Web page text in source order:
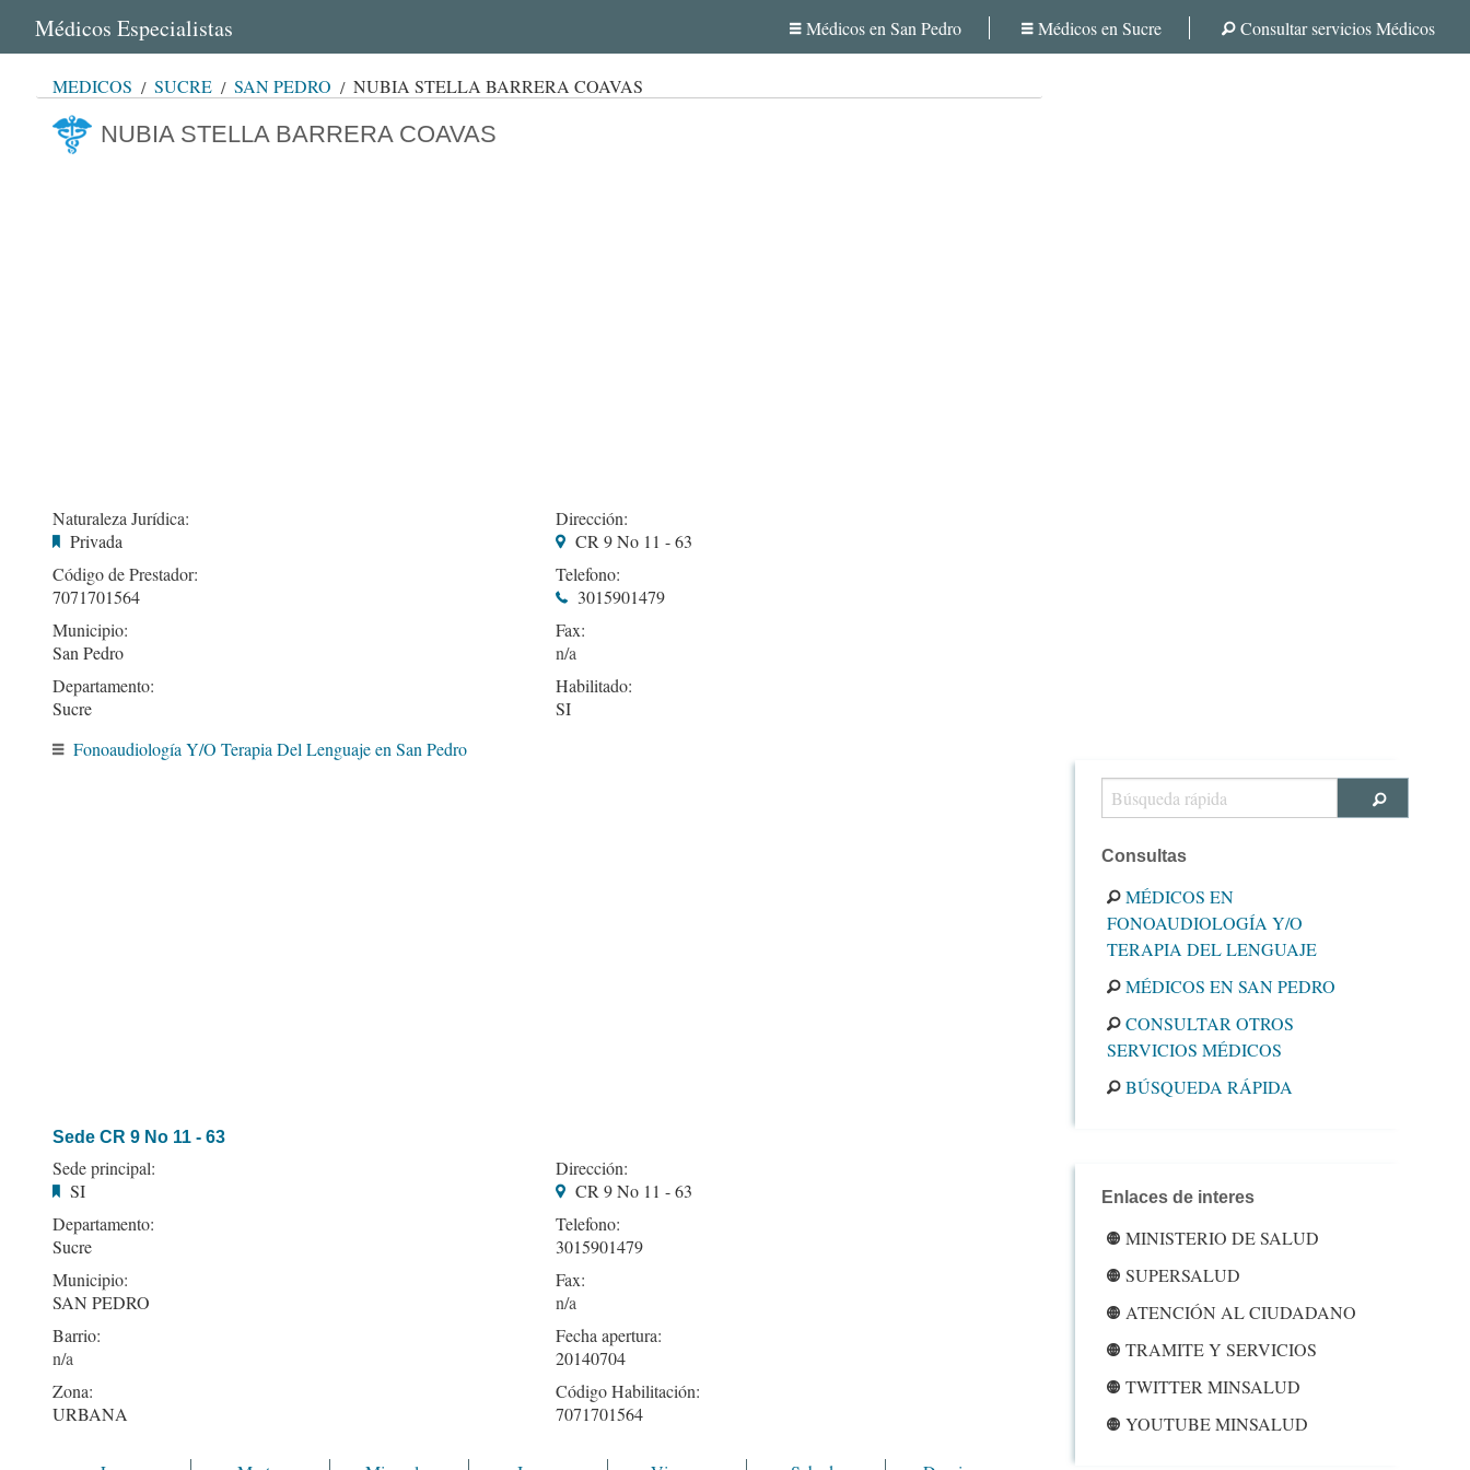
Médicos Especialistas Médicos en San Pedro Médicos en Sucre Consultar servicios Médicos
MÉDICOS SUCRE SAN PEDRO NUBIA STELLA BARRERA COAVAS
NUBIA STELLA BARRERA COAVAS
Naturaleza Jurídica:
Privada
Código de Prestador:
7071701564
Municipio:
San Pedro
Departamento:
Sucre
Dirección:
CR 9 No 11 - 63
Telefono:
3015901479
Fax:
Habilitado:
SI
Fonoaudiología Y/O Terapia Del Lenguaje en San Pedro
Sede CR 9 No 11 - 63
Sede principal:
SI
Departamento:
Sucre
Municipio:
SAN PEDRO
Barrio:
Zona:
URBANA
Dirección:
CR 9 No 11 - 63
Telefono:
3015901479
Fax:
Fecha apertura:
20140704
Código Habilitación:
7071701564
Consultas
MÉDICOS EN
FONOAUDIOLOGÍA Y/O
TERAPIA DEL LENGUAJE
MÉDICOS EN SAN PEDRO
CONSULTAR OTROS
SERVICIOS MÉDICOS
BÚSQUEDA RÁPIDA
Enlaces de interes
MINISTERIO DE SALUD
SUPERSALUD
ATENCIÓN AL CIUDADANO
TRAMITE Y SERVICIOS
TWITTER MINSALUD
YOUTUBE MINSALUD